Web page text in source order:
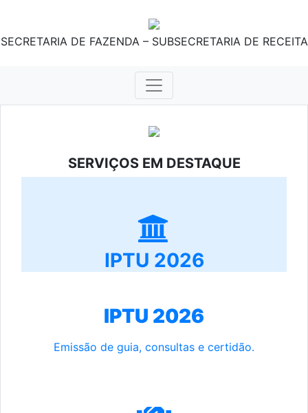
SECRETARIA DE FAZENDA – SUBSECRETARIA DE RECEITA
SERVIÇOS EM DESTAQUE
IPTU 2026
IPTU 2026
Emissão de guia, consultas e certidão.